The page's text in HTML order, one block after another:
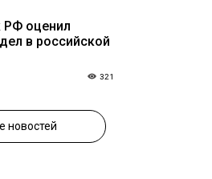
РФ оценил
в российской
321
новостей